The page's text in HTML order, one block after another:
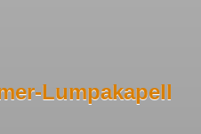
Lumpakapell